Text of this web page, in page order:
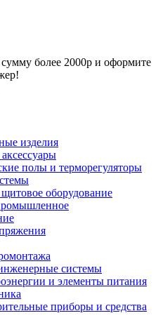
более 2000р и оформите
изделия
полы и терморегуляторы
оборудование
системы
и элементы питания
приборы и средства